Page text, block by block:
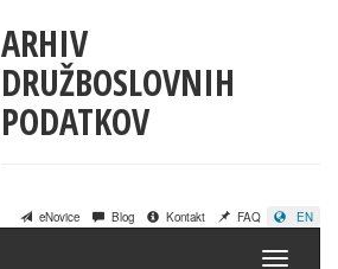
ARHIV
DRUŽBOSLOVNIH
PODATKOV
eNovice Blog Kontakt FAQ EN
Domov